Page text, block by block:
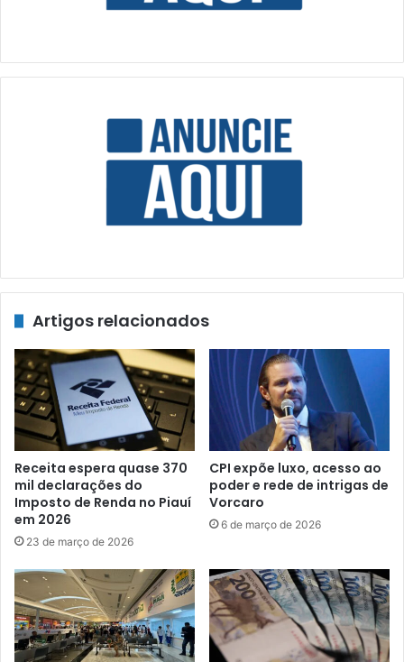
Artigos relacionados
Receita espera quase 370
mil declarações do
Imposto de Renda no Piauí
em 2026
23 de março de 2026
CPI expõe luxo, acesso ao
poder e rede de intrigas de
Vorcaro
6 de março de 2026